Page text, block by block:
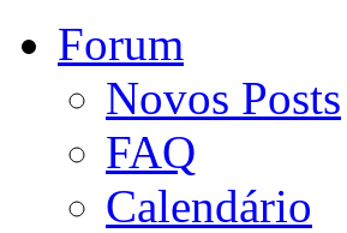
Forum
Novos Posts
FAQ
Calendário